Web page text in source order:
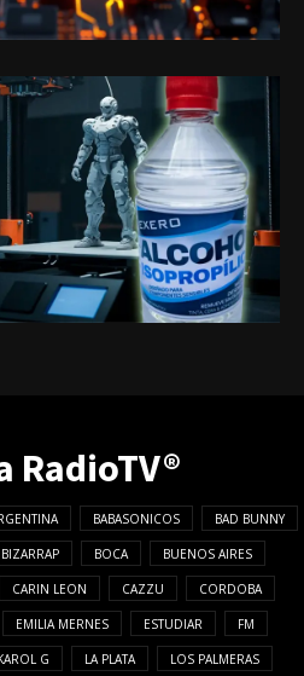
RadioTV®
BABASONICOS BAD BUNNY
BIZARRAP BOCA BUENOS AIRES
CARIN LEON CAZZU CORDOBA
EMILIA MERNES ESTUDIAR FM
G LA PLATA LOS PALMERAS